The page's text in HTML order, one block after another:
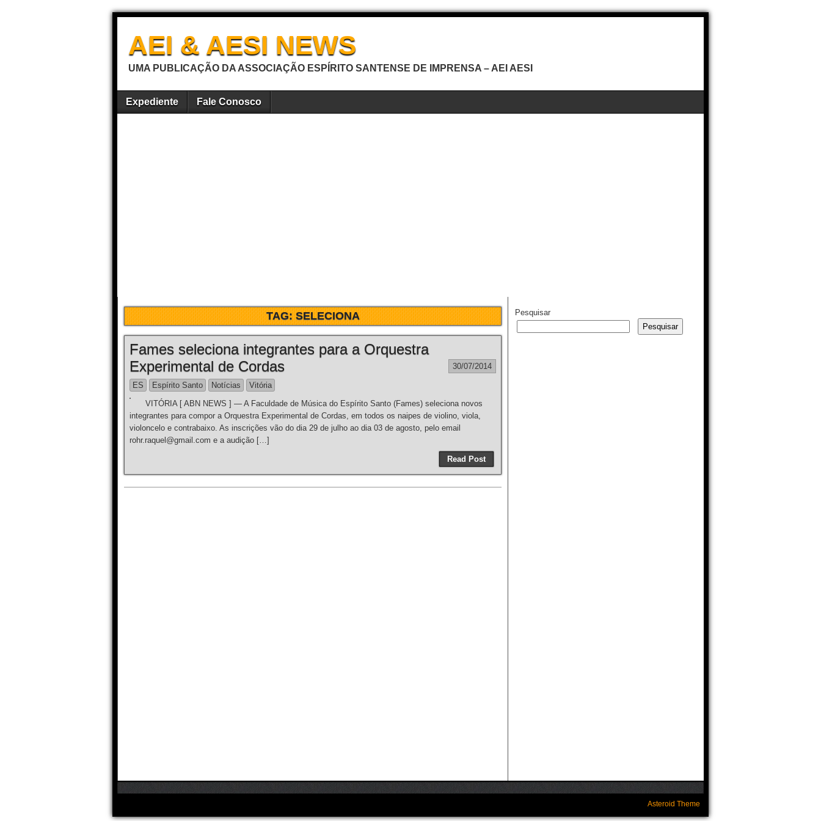
AEI & AESI NEWS
UMA PUBLICAÇÃO DA ASSOCIAÇÃO ESPÍRITO SANTENSE DE IMPRENSA – AEI AESI
Expediente Fale Conosco
TAG:SELECIONA
Fames seleciona integrantes para a Orquestra
Experimental de Cordas
30/07/2014
ES Espírito Santo Notícias
Vitória
VITÓRIA [ ABN NEWS ] — A Faculdade de Música do Espírito Santo (Fames) seleciona novos
integrantes para compor a Orquestra Experimental de Cordas, em todos os naipes de violino, viola,
violoncelo e contrabaixo. As inscrições vão do dia 29 de julho ao dia 03 de agosto, pelo email
rohr.raquel@gmail.com e a audição […]
Read Post
Pesquisar
Pesquisar
Asteroid Theme